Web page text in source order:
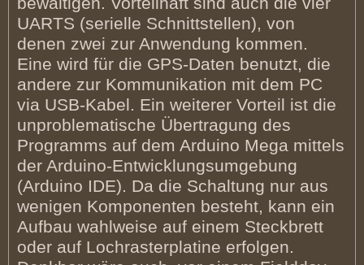
UARTS (serielle Schnittstellen), von
denen zwei zur Anwendung kommen.
Eine wird für die GPS-Daten benutzt, die
andere zur Kommunikation mit dem PC
via USB-Kabel. Ein weiterer Vorteil ist die
unproblematische Übertragung des
Programms auf dem Arduino Mega mittels
der Arduino-Entwicklungsumgebung
(Arduino IDE). Da die Schaltung nur aus
wenigen Komponenten besteht, kann ein
Aufbau wahlweise auf einem Steckbrett
oder auf Lochrasterplatine erfolgen.